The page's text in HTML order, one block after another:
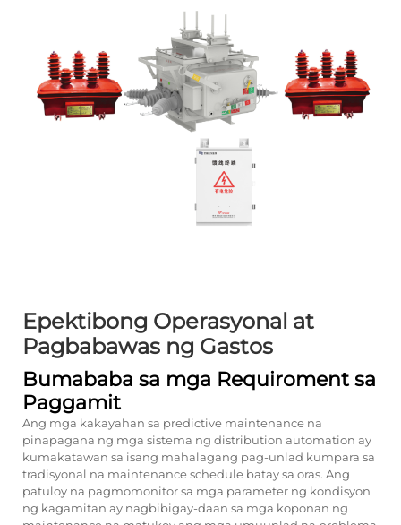
Epektibong Operasyonal at
Pagbabawas ng Gastos
Bumababa sa mga Requiroment sa
Paggamit
Ang mga kakayahan sa predictive maintenance na
pinapagana ng mga sistema ng distribution automation ay
kumakatawan sa isang mahalagang pag-unlad kumpara sa
tradisyonal na maintenance schedule batay sa oras. Ang
patuloy na pagmomonitor sa mga parameter ng kondisyon
ng kagamitan ay nagbibigay-daan sa mga koponan ng